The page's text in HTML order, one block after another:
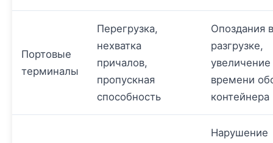
Портовые
терминалы
Перегрузка,
нехватка
причалов,
пропускная
способность
Опоздания в
разгрузке,
увеличение
времени
контейнера
Нарушение